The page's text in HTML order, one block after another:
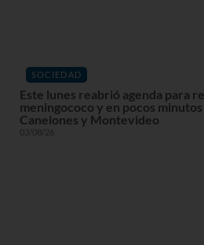
SOCIEDAD
Este lunes reabrió agenda para
meningococo y en pocos
Canelones y Montevideo
03/08/26